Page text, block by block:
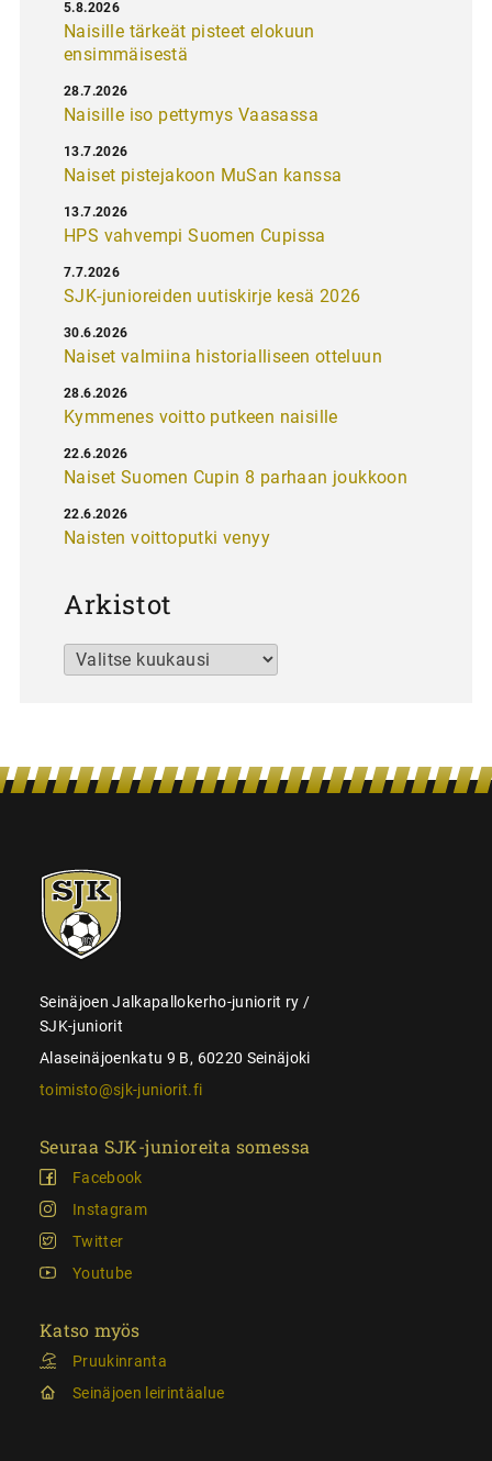
Naisille tärkeät pisteet elokuun
ensimmäisestä
5.8.2026
Naisille iso pettymys Vaasassa
28.7.2026
Naiset pistejakoon MuSan kanssa
13.7.2026
HPS vahvempi Suomen Cupissa
13.7.2026
SJK-junioreiden uutiskirje kesä 2026
7.7.2026
Naiset valmiina historialliseen otteluun
30.6.2026
Kymmenes voitto putkeen naisille
28.6.2026
Naiset Suomen Cupin 8 parhaan joukkoon
22.6.2026
Naisten voittoputki venyy
22.6.2026
Arkistot
Arkistot
SJK-
juniorit
Seinäjoen Jalkapallokerho-juniorit ry /
SJK-juniorit
Alaseinäjoenkatu 9 B, 60220 Seinäjoki
toimisto@sjk-juniorit.fi
Seuraa SJK-junioreita somessa
Facebook
Instagram
Twitter
Youtube
Katso myös
Pruukinranta
Seinäjoen leirintäalue